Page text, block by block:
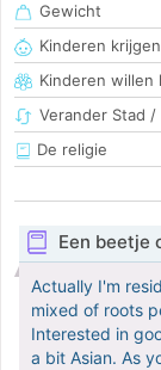
Gewicht
Kinderen krijgen
Kinderen willen
Verander Stad
De religie
Een beetje
Actually I'm
mixed of roots
Interested in
a bit Asian. As